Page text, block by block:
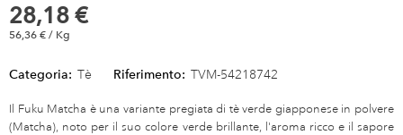
28,18 €
56,36 € / Kg
Categoria: Tè Riferimento: TVM-54218742
Il Fuku Matcha è una variante pregiata di tè verde giapponese in polvere
(Matcha), noto per il suo colore verde brillante, l'aroma ricco e il sapore